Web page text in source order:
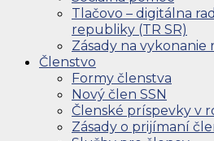
Tlačovo – digitálna
republiky (TR SR)
Zásady na vykonanie
Členstvo
Formy členstva
Nový člen SSN
Členské príspevky v
Zásady o prijímaní